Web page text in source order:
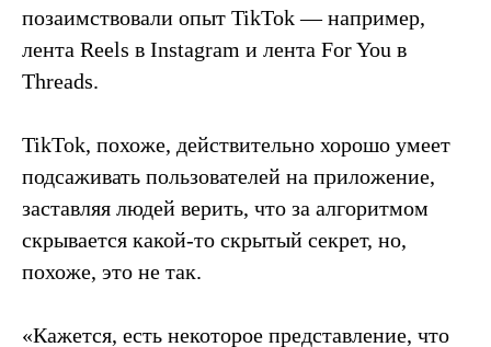
позаимствовали опыт TikTok — например,
лента Reels в Instagram и лента For You в
Threads.
TikTok, похоже, действительно хорошо умеет
подсаживать пользователей на приложение,
заставляя людей верить, что за алгоритмом
скрывается какой-то скрытый секрет, но,
похоже, это не так.
«Кажется, есть некоторое представление, что